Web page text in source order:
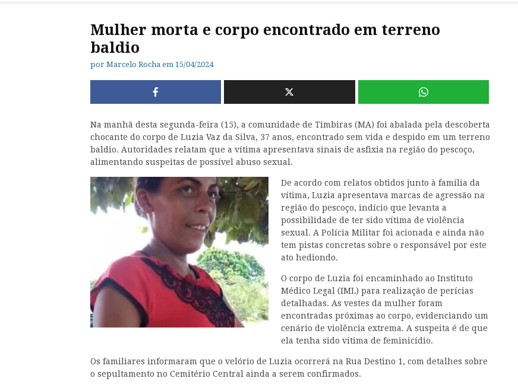
Mulher morta e corpo encontrado em terreno
baldio
por Marcelo Rocha em 15/04/2024
Na manhã desta segunda-feira (15), a comunidade de Timbiras (MA) foi abalada pela descoberta
chocante do corpo de Luzia Vaz da Silva, 37 anos, encontrado sem vida e despido em um terreno
baldio. Autoridades relatam que a vítima apresentava sinais de asfixia na região do pescoço,
alimentando suspeitas de possível abuso sexual.
De acordo com relatos obtidos junto à família da
vítima, Luzia apresentava marcas de agressão na
região do pescoço, indício que levanta a
possibilidade de ter sido vítima de violência
sexual. A Polícia Militar foi acionada e ainda não
tem pistas concretas sobre o responsável por este
ato hediondo.
O corpo de Luzia foi encaminhado ao Instituto
Médico Legal (IML) para realização de perícias
detalhadas. As vestes da mulher foram
encontradas próximas ao corpo, evidenciando um
cenário de violência extrema. A suspeita é de que
ela tenha sido vítima de feminicídio.
Os familiares informaram que o velório de Luzia ocorrerá na Rua Destino 1, com detalhes sobre
o sepultamento no Cemitério Central ainda a serem confirmados.